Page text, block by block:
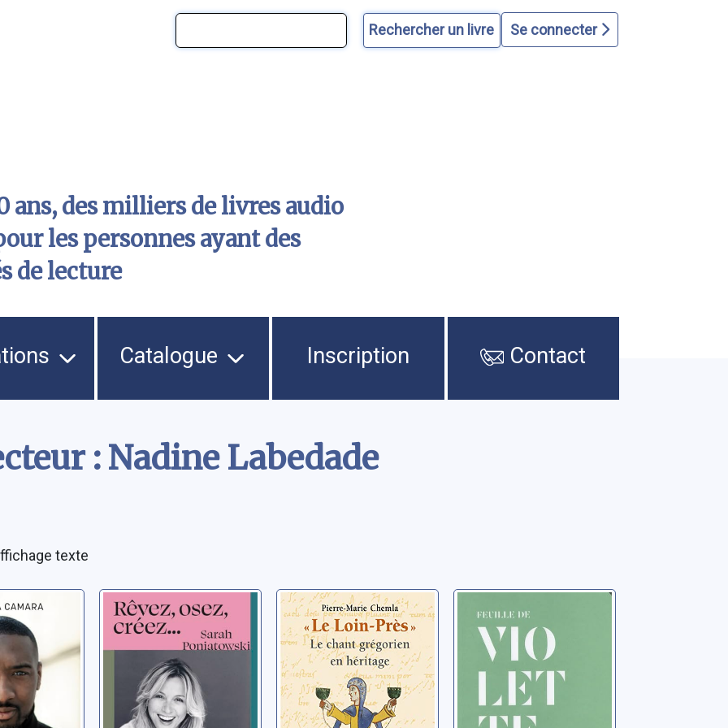
Se connecter
ans, des milliers de livres audio
les personnes ayant des
de lecture
Catalogue Inscription Contact
: Nadine Labedade
texte
force
Rêvez, osez,
créez.: et
recommencez !
Poniatowski, Sarah
Le Loin-Près: le
chant grégorien
en héritage
Chemla, Pierre-Marie
Feuille de
violette: la feuille
de violette en
parfumerie